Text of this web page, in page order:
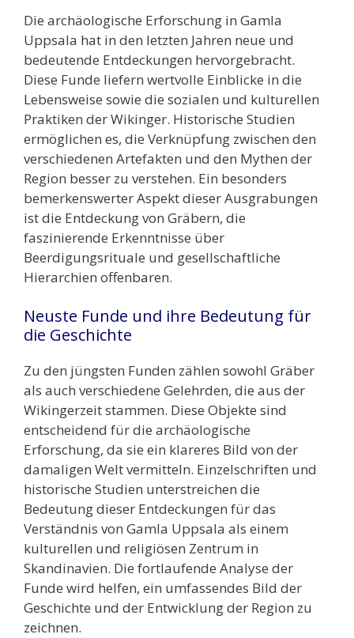
Die archäologische Erforschung in Gamla
Uppsala hat in den letzten Jahren neue und
bedeutende Entdeckungen hervorgebracht.
Diese Funde liefern wertvolle Einblicke in die
Lebensweise sowie die sozialen und kulturellen
Praktiken der Wikinger. Historische Studien
ermöglichen es, die Verknüpfung zwischen den
verschiedenen Artefakten und den Mythen der
Region besser zu verstehen. Ein besonders
bemerkenswerter Aspekt dieser Ausgrabungen
ist die Entdeckung von Gräbern, die
faszinierende Erkenntnisse über
Beerdigungsrituale und gesellschaftliche
Hierarchien offenbaren.
Neuste Funde und ihre Bedeutung für
die Geschichte
Zu den jüngsten Funden zählen sowohl Gräber
als auch verschiedene Gelehrden, die aus der
Wikingerzeit stammen. Diese Objekte sind
entscheidend für die archäologische
Erforschung, da sie ein klareres Bild von der
damaligen Welt vermitteln. Einzelschriften und
historische Studien unterstreichen die
Bedeutung dieser Entdeckungen für das
Verständnis von Gamla Uppsala als einem
kulturellen und religiösen Zentrum in
Skandinavien. Die fortlaufende Analyse der
Funde wird helfen, ein umfassendes Bild der
Geschichte und der Entwicklung der Region zu
zeichnen.